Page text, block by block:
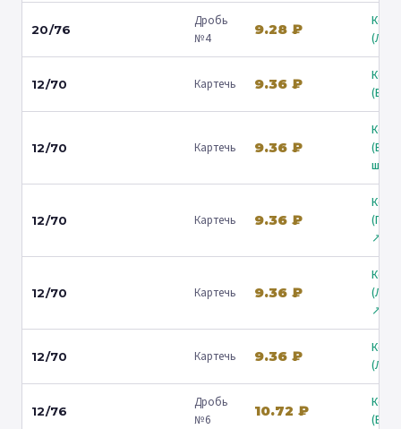
20/76
Дробь
№4
9.28 ₽
12/70 Картечь 9.36 ₽
12/70 Картечь 9.36 ₽
ш.) ↗
12/70 Картечь 9.36 ₽
↗
12/70 Картечь 9.36 ₽
↗
12/70 Картечь 9.36 ₽
12/76
Дробь
№6
10.72 ₽